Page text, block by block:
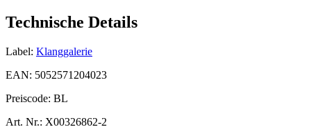
Technische Details
Label: Klanggalerie
EAN: 5052571204023
Preiscode: BL
Art. Nr.: X00326862-2